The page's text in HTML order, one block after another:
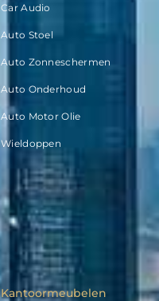
Car Audio
Auto Stoel
Auto Zonneschermen
Auto Onderhoud
Auto Motor Olie
Wieldoppen
Kantoormeubelen